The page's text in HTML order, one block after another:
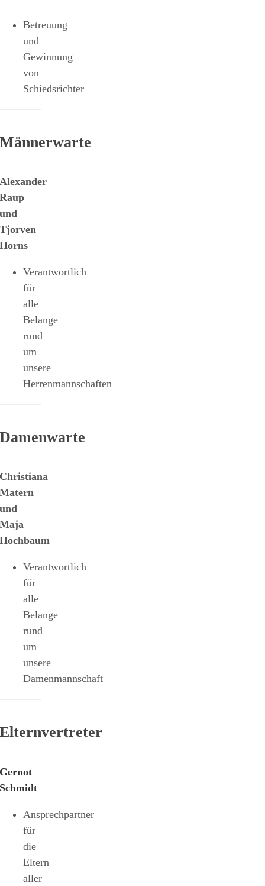
Betreuung
und
Gewinnung
von
Schiedsrichter
Männerwarte
Alexander
Raup
und
Tjorven
Horns
Verantwortlich
für
alle
Belange
rund
um
unsere
Herrenmannschaften
Damenwarte
Christiana
Matern
und
Maja
Hochbaum
Verantwortlich
für
alle
Belange
rund
um
unsere
Damenmannschaft
Elternvertreter
Gernot
Schmidt
Ansprechpartner
für
die
Eltern
aller